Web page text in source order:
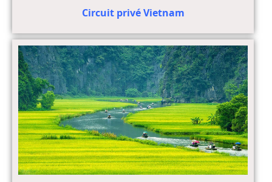
Circuit privé Vietnam